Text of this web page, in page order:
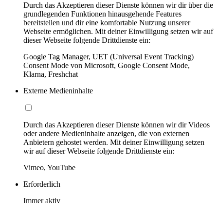
Durch das Akzeptieren dieser Dienste können wir dir über die
grundlegenden Funktionen hinausgehende Features
bereitstellen und dir eine komfortable Nutzung unserer
Webseite ermöglichen. Mit deiner Einwilligung setzen wir auf
dieser Webseite folgende Drittdienste ein:
Google Tag Manager, UET (Universal Event Tracking)
Consent Mode von Microsoft, Google Consent Mode,
Klarna, Freshchat
Externe Medieninhalte
Durch das Akzeptieren dieser Dienste können wir dir Videos
oder andere Medieninhalte anzeigen, die von externen
Anbietern gehostet werden. Mit deiner Einwilligung setzen
wir auf dieser Webseite folgende Drittdienste ein:
Vimeo, YouTube
Erforderlich
Immer aktiv